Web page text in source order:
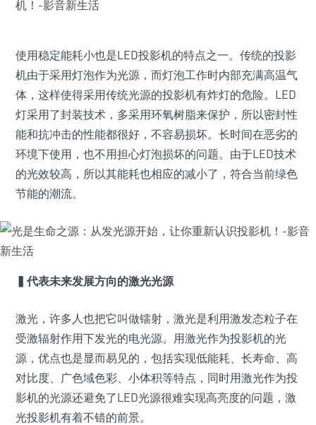
使用稳定能耗小也是LED投影机的特点之一。传统的投影
机由于采用灯泡作为光源，而灯泡工作时内部充满高温气
体，这样使得采用传统光源的投影机有炸灯的危险。LED
灯采用了封装技术，多采用环氧树脂来保护，所以密封性
能和抗冲击的性能都很好，不容易损坏。长时间在恶劣的
环境下使用，也不用担心灯泡损坏的问题。由于LED技术
的光效较高，所以其能耗也相应的减小了，符合当前绿色
节能的潮流。
▍代表未来发展方向的激光光源
激光，许多人也把它叫做镭射，激光是利用激发态粒子在
受激辐射作用下发光的电光源。用激光作为投影机的光
源，优点也是显而易见的，包括实现低能耗、长寿命、高
对比度、广色域色彩、小体积等特点，同时用激光作为投
影机的光源还避免了LED光源很难实现高亮度的问题，激
光投影机有着不错的前景。